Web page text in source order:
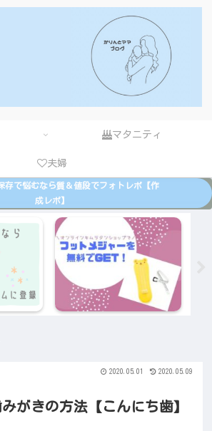
マタニティ
夫婦
存で悩むなら質＆値段でフォトレボ【作
成レポ】
がきの方法【こんにち歯】
2020.05.01 2020.05.09